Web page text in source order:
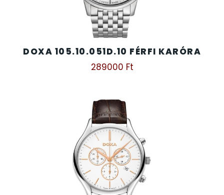
DOXA 105.10.051D.10 FÉRFI KARÓRA
289000 Ft